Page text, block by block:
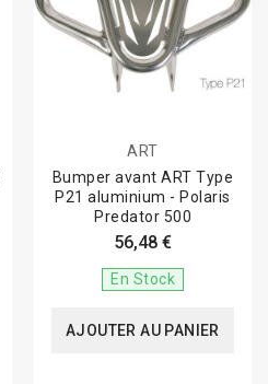
ART
Bumper avant ART Type
P21 aluminium - Polaris
Predator 500
56,48 €
En Stock
AJOUTER AU PANIER